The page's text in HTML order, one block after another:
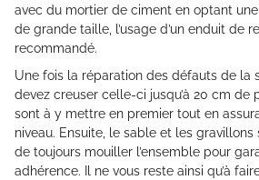
avec du mortier de ciment en optant
de grande taille, l’usage d’un enduit de
recommandé.
Une fois la réparation des défauts de la
devez creuser celle-ci jusqu’à 20 cm de
sont à y mettre en premier tout en
niveau. Ensuite, le sable et les gravillons
de toujours mouiller l’ensemble pour
adhérence. Il ne vous reste ainsi qu’à